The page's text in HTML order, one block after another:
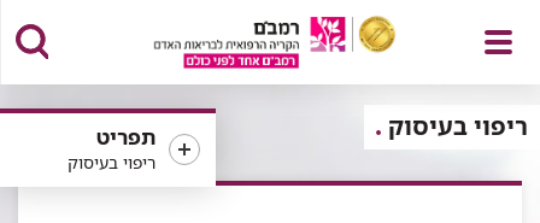
פתח
תפריט
ריפוי בעיסוק
ריפוי בעיסוק